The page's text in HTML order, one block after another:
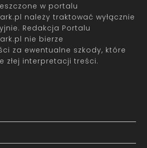
w portalu
należy traktować wyłącznie
Redakcja Portalu
nie bierze
za ewentualne szkody, które
złej interpretacji treści.